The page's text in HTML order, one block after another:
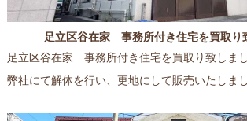
足立区谷在家 事務所付き住宅を買取り
足立区谷在家 事務所付き住宅を買取り致しまし
弊社にて解体を行い、更地にして販売いたしまし